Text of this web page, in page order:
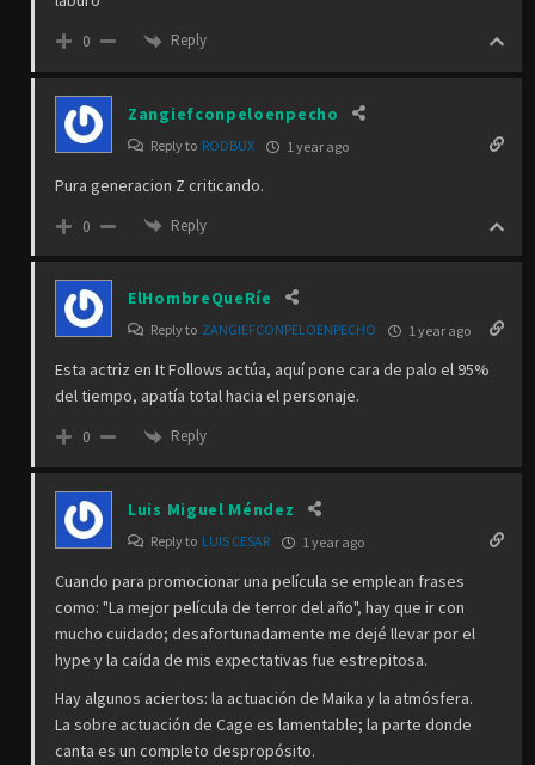
0 Reply
Zangiefconpeloenpecho
Reply to RODBUX 1 year ago
Pura generacion Z criticando.
0 Reply
ElHombreQueRíe
Reply to ZANGIEFCONPELOENPECHO 1 year ago
Esta actriz en It Follows actúa, aquí pone cara de palo el 95%
del tiempo, apatía total hacia el personaje.
0 Reply
Luis Miguel Méndez
Reply to LUIS CESAR 1 year ago
Cuando para promocionar una película se emplean frases
como: "La mejor película de terror del año", hay que ir con
mucho cuidado; desafortunadamente me dejé llevar por el
hype y la caída de mis expectativas fue estrepitosa.
Hay algunos aciertos: la actuación de Maika y la atmósfera.
La sobre actuación de Cage es lamentable; la parte donde
canta es un completo despropósito.